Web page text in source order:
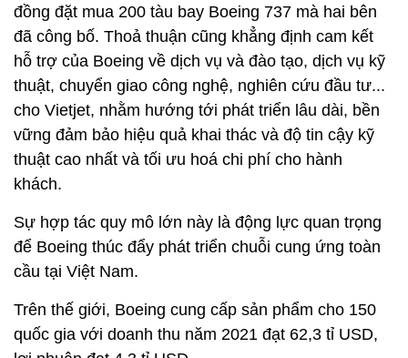
đồng đặt mua 200 tàu bay Boeing 737 mà hai bên
đã công bố. Thoả thuận cũng khẳng định cam kết
hỗ trợ của Boeing về dịch vụ và đào tạo, dịch vụ kỹ
thuật, chuyển giao công nghệ, nghiên cứu đầu tư...
cho Vietjet, nhằm hướng tới phát triển lâu dài, bền
vững đảm bảo hiệu quả khai thác và độ tin cậy kỹ
thuật cao nhất và tối ưu hoá chi phí cho hành
khách.
Sự hợp tác quy mô lớn này là động lực quan trọng
để Boeing thúc đẩy phát triển chuỗi cung ứng toàn
cầu tại Việt Nam.
Trên thế giới, Boeing cung cấp sản phẩm cho 150
quốc gia với doanh thu năm 2021 đạt 62,3 tỉ USD,